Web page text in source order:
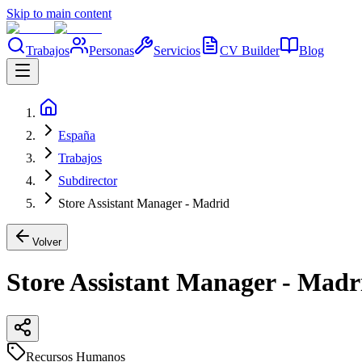
Skip to main content
Trabajos Personas Servicios CV Builder Blog
España
Trabajos
Subdirector
Store Assistant Manager - Madrid
Volver
Store Assistant Manager -
Recursos Humanos